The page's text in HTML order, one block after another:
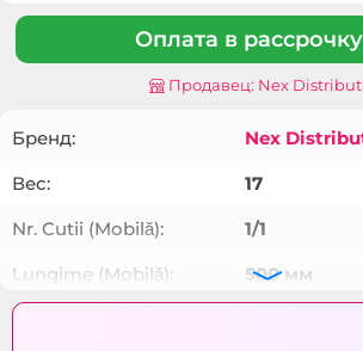
Оплата в
Продавец: Nex
Бренд:
Nex
Вес:
17
Nr. Cutii (Mobilă):
1/1
Lungime (Mobilă):
500 мм
Inaltime (Mobilă):